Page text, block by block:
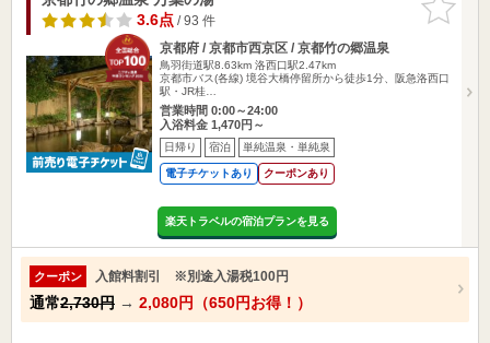
りに追加
3.6点/ 93 件
京都府 / 京都市西京区 / 京都竹の郷温泉
鳥羽街道駅8.63km 洛西口駅2.47km
京都市バス(各線) 境谷大橋停留所から徒歩1分、阪急洛西口
駅・JR桂…
営業時間 0:00～24:00
入浴料金 1,470円～
日帰り 宿泊 単純温泉・単純泉
電子チケットあり クーポンあり
楽天トラベルの宿泊プランを見る
クーポン 入館料割引 ※別途入湯税100円
通常2,730円 → 2,080円（650円お得！）